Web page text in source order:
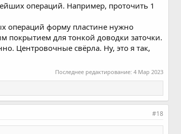
операций. Например, проточить 1
операций форму пластине нужно
покрытием для тонкой доводки заточки.
Центровочные свёрла. Ну, это я так,
Последнее редактирование:4 Мар 2023
#18